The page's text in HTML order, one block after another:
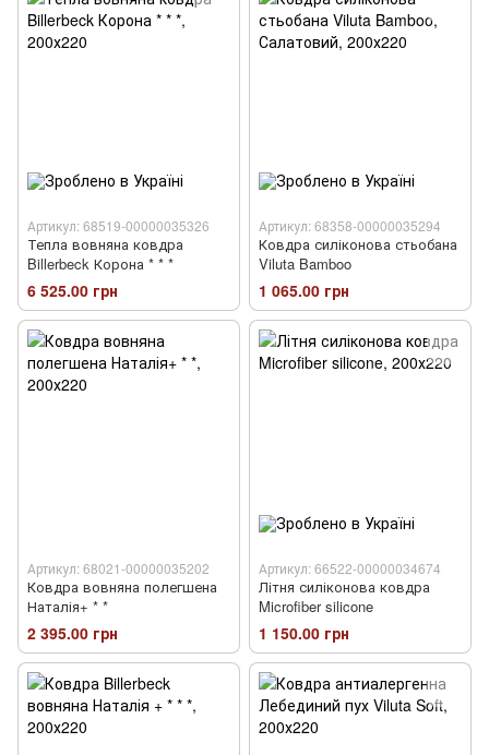
Артикул: 68519-00000035326
Тепла вовняна ковдра
Billerbeck Корона * * *
6 525.00 грн
Артикул: 68358-00000035294
Ковдра силіконова стьобана
Viluta Bamboo
1 065.00 грн
Артикул: 68021-00000035202
Ковдра вовняна полегшена
Наталія+ * *
2 395.00 грн
Артикул: 66522-00000034674
Літня силіконова ковдра
Microfiber silicone
1 150.00 грн